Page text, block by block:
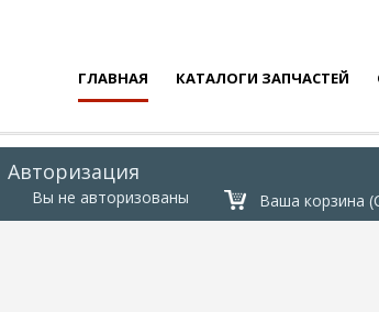
ГЛАВНАЯ КАТАЛОГИ ЗАПЧАСТЕЙ
Авторизация
Вы не авторизованы Ваша корзина